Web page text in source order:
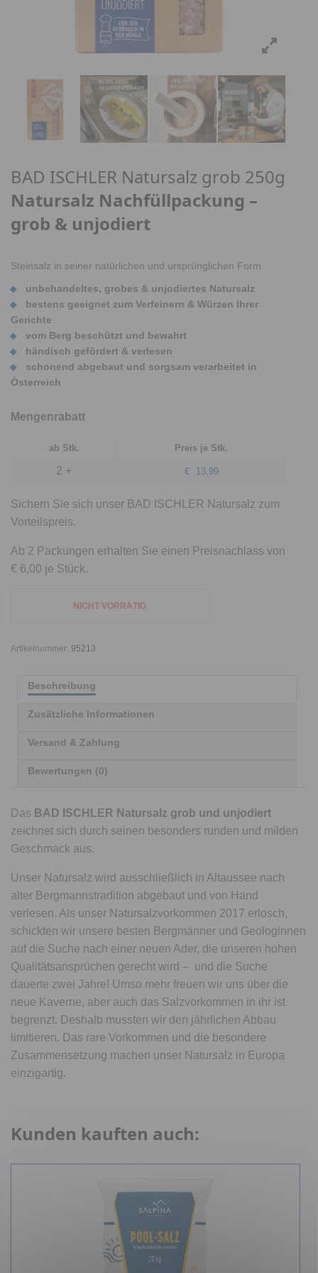
BAD ISCHLER Natursalz grob 250g
Natursalz Nachfüllpackung –
grob & unjodiert
Steinsalz in seiner natürlichen und ursprünglichen Form.
unbehandeltes, grobes & unjodiertes Natursalz
bestens geeignet zum Verfeinern & Würzen Ihrer
Gerichte
vom Berg beschützt und bewahrt
händisch gefördert & verlesen
schonend abgebaut und sorgsam verarbeitet in
Österreich
Mengenrabatt
ab Stk. Preis je Stk.
2 + € 13,99
Sichern Sie sich unser BAD ISCHLER Natursalz zum
Vorteilspreis.
Ab 2 Packungen erhalten Sie einen Preisnachlass von
€ 6,00 je Stück.
NICHT VORRÄTIG
Artikelnummer: 95213
Beschreibung
Zusätzliche Informationen
Versand & Zahlung
Bewertungen (0)
Das BAD ISCHLER Natursalz grob und unjodiert
zeichnet sich durch seinen besonders runden und milden
Geschmack aus.
Unser Natursalz wird ausschließlich in Altaussee nach
alter Bergmannstradition abgebaut und von Hand
verlesen. Als unser Natursalzvorkommen 2017 erlosch,
schickten wir unsere besten Bergmänner und Geologinnen
auf die Suche nach einer neuen Ader, die unseren hohen
Qualitätsansprüchen gerecht wird – und die Suche
dauerte zwei Jahre! Umso mehr freuen wir uns über die
neue Kaverne, aber auch das Salzvorkommen in ihr ist
begrenzt. Deshalb mussten wir den jährlichen Abbau
limitieren. Das rare Vorkommen und die besondere
Zusammensetzung machen unser Natursalz in Europa
einzigartig.
Kunden kauften auch: